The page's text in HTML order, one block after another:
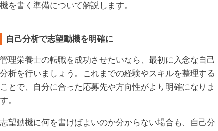
機を書く準備について解説します。
自己分析で志望動機を明確に
管理栄養士の転職を成功させたいなら、最初に入念な自己
分析を行いましょう。これまでの経験やスキルを整理する
ことで、自分に合った応募先や方向性がより明確になりま
す。
志望動機に何を書けばよいのか分からない場合も、自己分